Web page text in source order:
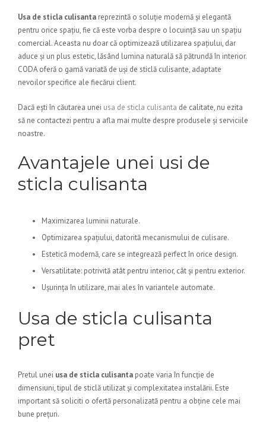
Usa de sticla culisanta reprezintă o soluție modernă și elegantă
pentru orice spațiu, fie că este vorba despre o locuință sau un spațiu
comercial. Aceasta nu doar că optimizează utilizarea spațiului, dar
aduce și un plus estetic, lăsând lumina naturală să pătrundă în interior.
CODA oferă o gamă variată de uși de sticlă culisante, adaptate
nevoilor specifice ale fiecărui client.
Dacă ești în căutarea unei usa de sticla culisanta de calitate, nu ezita
să ne contactezi pentru a afla mai multe despre produsele și serviciile
noastre.
Avantajele unei usi de
sticla culisanta
Maximizarea luminii naturale.
Optimizarea spațiului, datorită mecanismului de culisare.
Estetică modernă, care se integrează perfect în orice design.
Versatilitate: potrivită atât pentru interior, cât și pentru exterior.
Ușurința în utilizare, mai ales în variantele automate.
Usa de sticla culisanta
pret
Pretul unei usa de sticla culisanta poate varia în funcție de
dimensiuni, tipul de sticlă utilizat și complexitatea instalării. Este
important să soliciti o ofertă personalizată pentru a obține cele mai
bune prețuri.